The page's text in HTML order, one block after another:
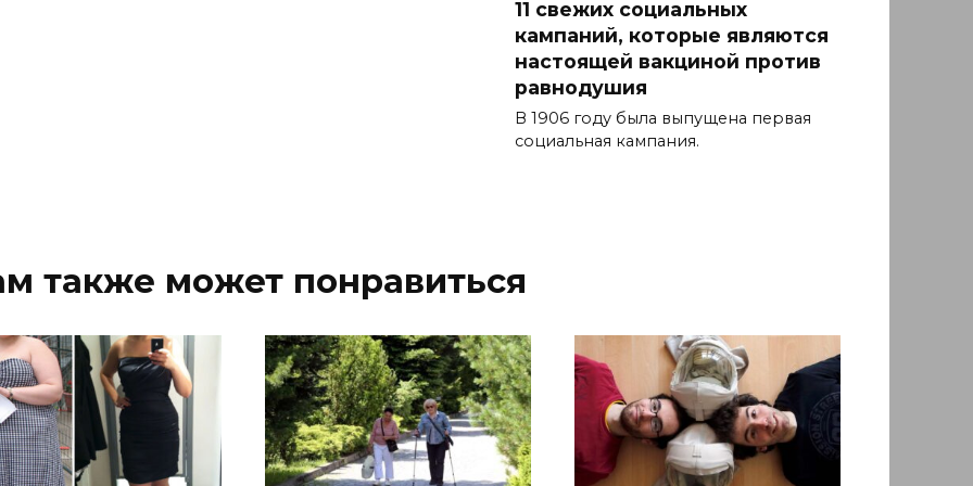
11 свежих социальных
кампаний, которые являются
настоящей вакциной против
равнодушия
В 1906 году была выпущена первая
социальная кампания.
также может понравиться